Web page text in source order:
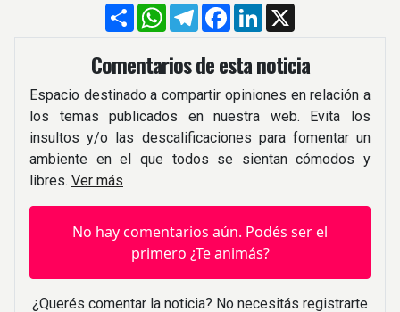
CompartirWhatsApp
TelegramFacebook
LinkedIn
Comentarios de esta noticia
Espacio destinado a compartir opiniones en relación a
los temas publicados en nuestra web. Evita los
insultos y/o las descalificaciones para fomentar un
ambiente en el que todos se sientan cómodos y
libres. Ver más
No hay comentarios aún. Podés ser el
primero ¿Te animás?
¿Querés comentar la noticia? No necesitás registrarte